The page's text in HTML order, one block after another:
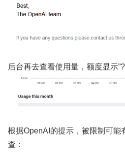
后台再去查看使用量，额度显示
根据OpenAI的提示，被限制可能
查：